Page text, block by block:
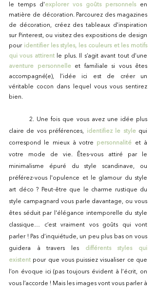
le temps d'explorer vos goûts personnels en
matière de décoration. Parcourez des magazines
de décoration, créez des tableaux d'inspiration
sur Pinterest, ou visitez des expositions de design
pour identifier les styles, les couleurs et les motifs
qui vous attirent
aventure personnelle et familiale si vous êtes
accompagné(e), l’idée ici est de créer un
véritable cocon dans lequel vous vous sentirez
bien.
	2. Une fois que vous avez une idée plus
claire de vos préférences, identifiez le style qui
correspond le mieux à votre personnalité et à
votre mode de vie. Êtes-vous attiré par le
minimalisme épuré du style scandinave, ou
préférez-vous l'opulence et le glamour du style
art déco ? Peut-être que le charme rustique du
style campagnard vous parle davantage, ou vous
êtes séduit par l'élégance intemporelle du style
classique… c’est vraiment vos goûts qui vont
parler ! Pas d’inquiétude, un peu plus bas on vous
guidera à travers les différents styles qui
existent pour que vous puissiez visualiser ce que
l’on évoque ici (pas toujours évident à l’écrit, on
vous l’accorde ! Mais les images vont vous parler à